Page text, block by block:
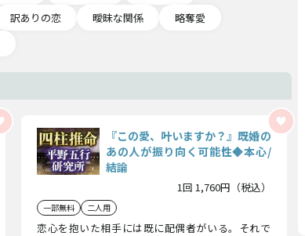
訳ありの恋 曖昧な関係
略奪愛
『この愛、叶いますか？』既婚の
あの人が振り向く可能性◆本心/
結論
1回 1,760円（税込）
一部無料 二人用
恋心を抱いた相手には既に配偶者がいる。それで